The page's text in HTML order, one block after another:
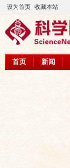
设为首页 收藏本站
首页 新闻